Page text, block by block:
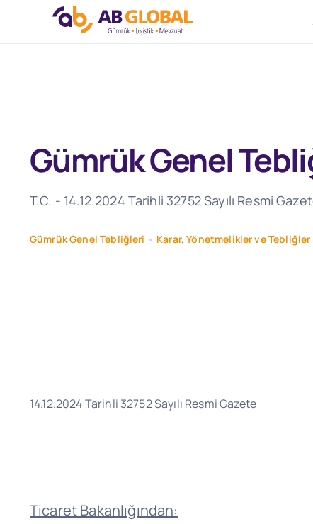
Gümrük Genel
T.C. - 14.12.2024 Tarihli 32752 Sayılı Resmi
Gümrük Genel Tebliğleri • Karar, Yönetmelikler ve Tebliğler
14.12.2024 Tarihli 32752 Sayılı Resmi Gazete
Ticaret Bakanlığından: